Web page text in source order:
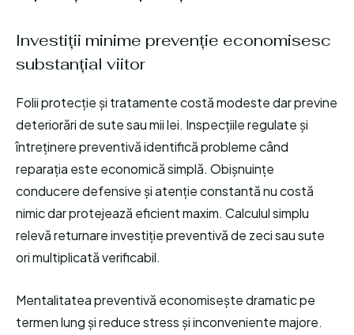
Investiții minime prevenție economisesc
substanțial viitor
Folii protecție și tratamente costă modeste dar previne
deteriorări de sute sau mii lei. Inspecțiile regulate și
întreținere preventivă identifică probleme când
reparația este economică simplă. Obișnuințe
conducere defensive și atenție constantă nu costă
nimic dar protejează eficient maxim. Calculul simplu
relevă returnare investiție preventivă de zeci sau sute
ori multiplicată verificabil.
Mentalitatea preventivă economisește dramatic pe
termen lung și reduce stress și inconveniente majore.